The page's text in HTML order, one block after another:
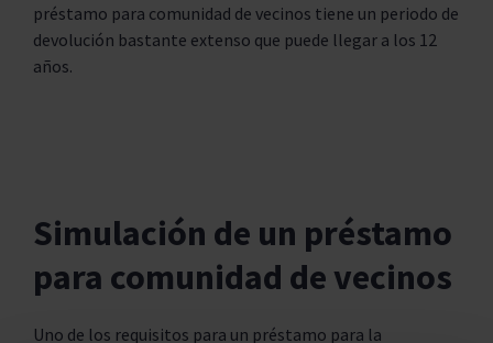
préstamo para comunidad de vecinos tiene un periodo de
devolución bastante extenso que puede llegar a los 12
años.
Simulación de un préstamo
para comunidad de vecinos
Uno de los requisitos para un préstamo para la